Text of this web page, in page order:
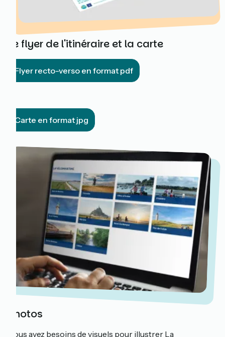
Le flyer de l'itinéraire et la carte
Flyer recto-verso en format pdf
Carte en format jpg
Photos
Vous avez besoins de visuels pour illustrer La